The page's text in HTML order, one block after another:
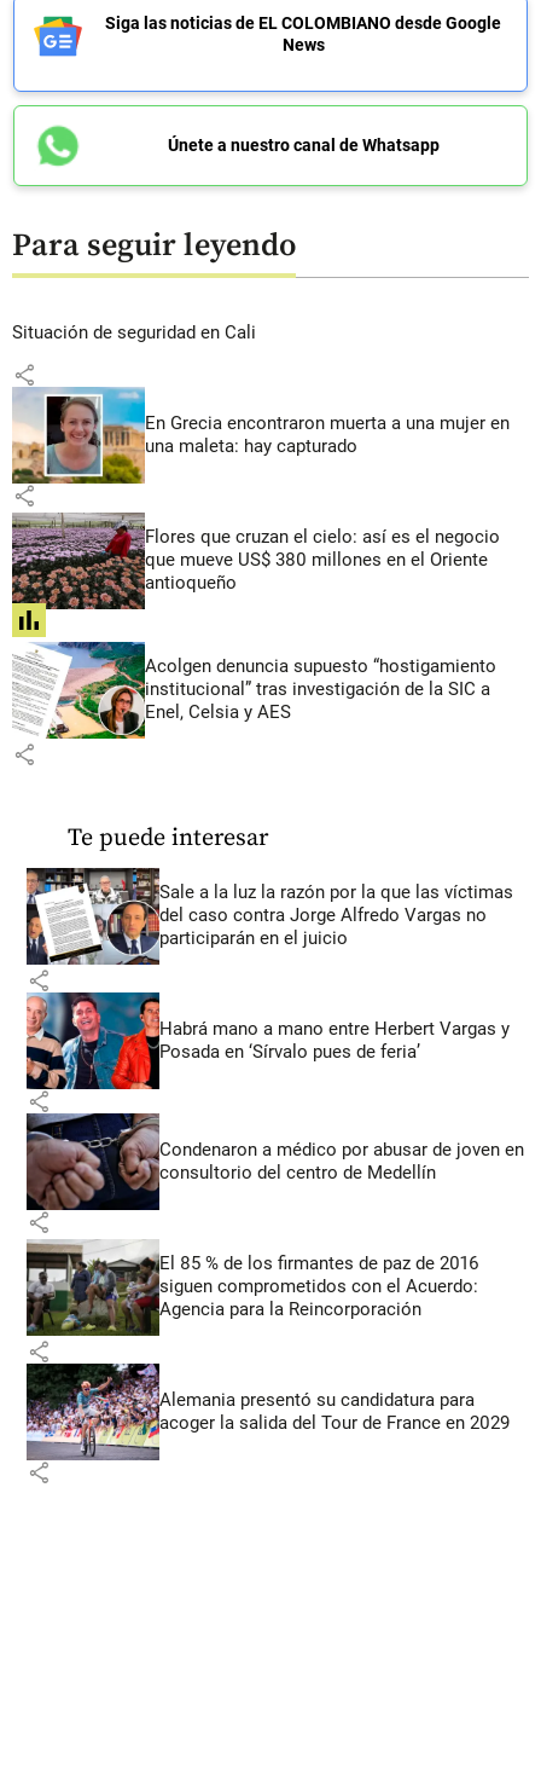
Siga las noticias de EL COLOMBIANO desde Google
News
Únete a nuestro canal de Whatsapp
Para seguir leyendo
Situación de seguridad en Cali
share
En Grecia encontraron muerta a una mujer en
una maleta: hay capturado
share
Flores que cruzan el cielo: así es el negocio
que mueve US$ 380 millones en el Oriente
antioqueño
share
Acolgen denuncia supuesto “hostigamiento
institucional” tras investigación de la SIC a
Enel, Celsia y AES
share
Te puede interesar
Sale a la luz la razón por la que las víctimas
del caso contra Jorge Alfredo Vargas no
participarán en el juicio
share
Habrá mano a mano entre Herbert Vargas y
Posada en ‘Sírvalo pues de feria’
share
Condenaron a médico por abusar de joven en
consultorio del centro de Medellín
share
El 85 % de los firmantes de paz de 2016
siguen comprometidos con el Acuerdo:
Agencia para la Reincorporación
share
Alemania presentó su candidatura para
acoger la salida del Tour de France en 2029
share